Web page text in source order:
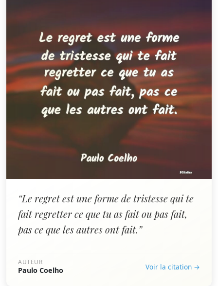
“Le regret est une forme de tristesse qui te
fait regretter ce que tu as fait ou pas fait,
pas ce que les autres ont fait.”
AUTEUR
Paulo Coelho Voir la citation →